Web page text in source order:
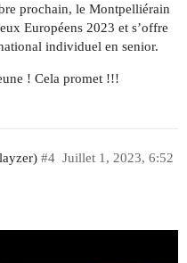
prochain, le Montpelliérain
Européens 2023 et s’offre
individuel en senior.
! Cela promet !!!
Juillet 1, 2023, 6:52
#4